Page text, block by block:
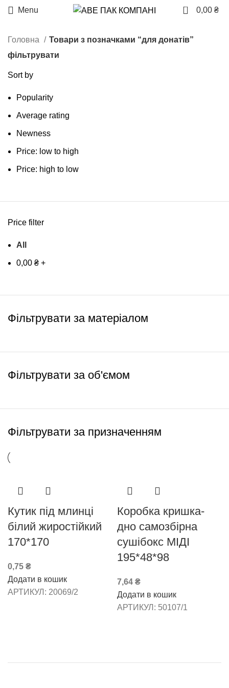
Menu 0 0,00 ₴
Головна
Товари з позначками “для донатів”
фільтрувати
Sort by
Popularity
Average rating
Newness
Price: low to high
Price: high to low
Price filter
All
0,00 ₴ +
Фільтрувати за матеріалом
Фільтрувати за об'ємом
Фільтрувати за призначенням
Кутик під млинці
білий жиростійкий
170*170
0,75 ₴
Додати в кошик
АРТИКУЛ: 20069/2
Коробка кришка-
дно самозбірна
сушібокс МІДІ
195*48*98
7,64 ₴
Додати в кошик
АРТИКУЛ: 50107/1